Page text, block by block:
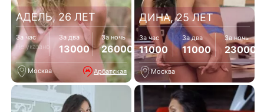
АДЕЛЬ, 26 ЛЕТ
За час
Не указано
За два
13000
За ночь
26000
Москва Арбатская
ДИНА, 25 ЛЕТ
За час
11000
За два
11000
За ночь
23000
Москва